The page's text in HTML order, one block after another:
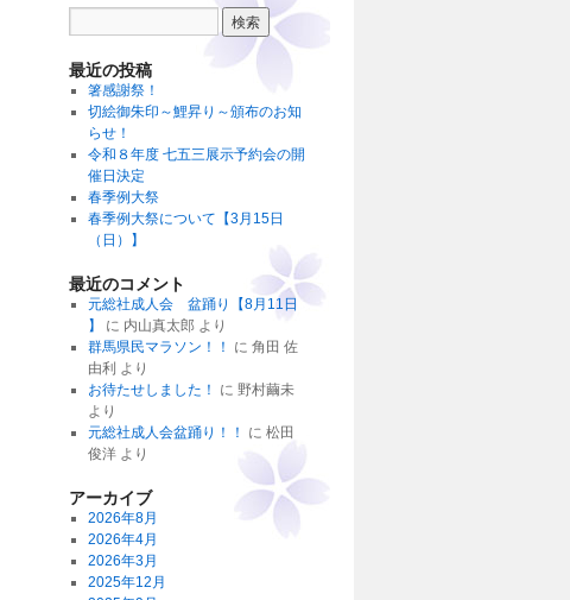
最近の投稿
箸感謝祭！
切絵御朱印～鯉昇り～頒布のお知
らせ！
令和８年度 七五三展示予約会の開
催日決定
春季例大祭
春季例大祭について【3月15日
（日）】
最近のコメント
元総社成人会 盆踊り【8月11日
】
に 内山真太郎より
群馬県民マラソン！！
に 角田 佐
由利 より
お待たせしました！
に 野村繭未
より
元総社成人会盆踊り！！
に 松田
俊洋より
アーカイブ
2026年8月
2026年4月
2026年3月
2025年12月